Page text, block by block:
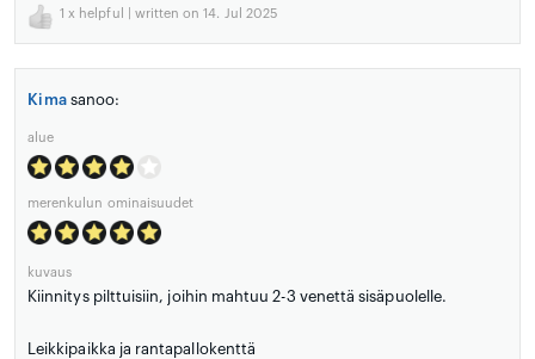
1 x helpful | written on 14. Jul 2025
Kima sanoo:
alue
merenkulun ominaisuudet
kuvaus
Kiinnitys pilttuisiin, joihin mahtuu 2-3 venettä sisäpuolelle.
Leikkipaikka ja rantapallokenttä